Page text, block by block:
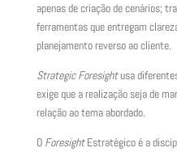
apenas de criação de cenários;
ferramentas que entregam
planejamento reverso ao cliente.
Strategic Foresightusa
exige que a realização seja de
relação ao tema abordado.
O ForesightEstratégico é a